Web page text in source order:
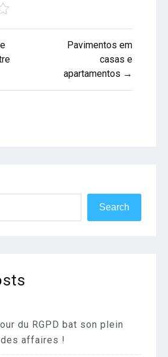
Pavimentos em
casas e
apartamentos →
Search
du RGPD bat son plein
affaires !